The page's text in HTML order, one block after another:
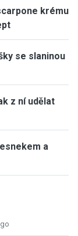
krému
se slaninou
z ní udělat
a